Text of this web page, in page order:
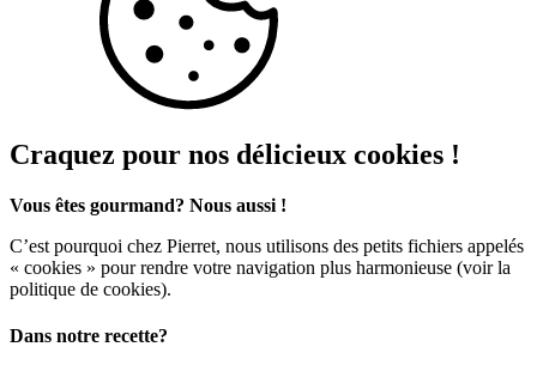
Craquez pour nos délicieux cookies !
Vous êtes gourmand? Nous aussi !
C’est pourquoi chez Pierret, nous utilisons des petits fichiers appelés
« cookies » pour rendre votre navigation plus harmonieuse (voir la
politique de cookies).
Dans notre recette?